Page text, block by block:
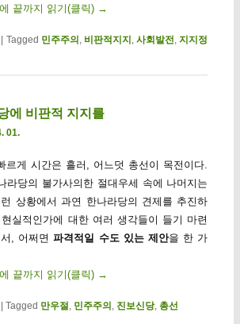
끝까지 읽기(클릭) →
Tagged 민주주의 , 비판적지지 ,사회발전,지지정
에 비판적 지지를
01.
르게 시간은 흘러, 어느덧 총선이 목전이다.
라당의 불가사의한 절대우세 속에 나머지는
상황에서 과연 한나라당의 견제를 추진하
실적인가에 대한 여러 생각들이 들기 마련
서, 어쩌면파격적일 수도 있는 제안을 한 가
끝까지 읽기(클릭) →
Tagged 만우절, 민주주의 , 진보신당, 총선